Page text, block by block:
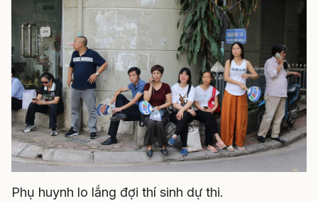
Phụ huynh lo lắng đợi thí sinh dự thi.